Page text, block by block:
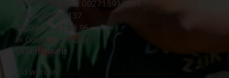
BTW Nummer NL 002715910B01
KvK Nr 40094437
☎︎ 0341 - 41 28 96
✉︎ Contactformulier
Clubinformatie
Lid worden